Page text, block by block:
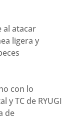
al atacar
ligera y
con lo
y TC de RYUGI
de